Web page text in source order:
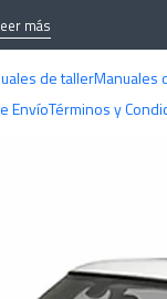
de tallerManuales
EnvíoTérminos y
más